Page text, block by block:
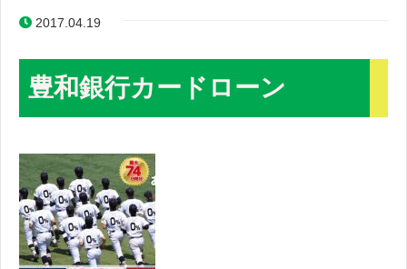
2017.04.19
豊和銀行カードローン